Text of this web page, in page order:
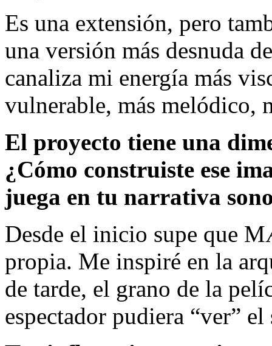
Es una extensión, pero
una versión más desnuda
canaliza mi energía más
vulnerable, más melódico,
El proyecto tiene una
¿Cómo construiste ese
juega en tu narrativa
Desde el inicio supe que
propia. Me inspiré en la
de tarde, el grano de la
espectador pudiera “ver”